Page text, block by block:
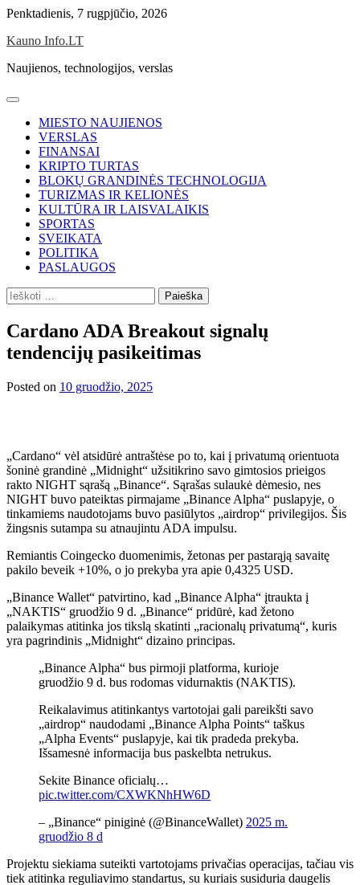
Skip
content
Penktadienis, 7 rugpjūčio, 2026
Kauno Info.LT
Naujienos, technologijos, verslas
MIESTO NAUJIENOS
VERSLAS
FINANSAI
KRIPTO TURTAS
BLOKŲ GRANDINĖS TECHNOLOGIJA
TURIZMAS IR KELIONĖS
KULTŪRA IR LAISVALAIKIS
SPORTAS
SVEIKATA
POLITIKA
PASLAUGOS
Ieškoti:
Cardano ADA Breakout signalų
tendencijų pasikeitimas
Posted on 10 gruodžio, 2025
„Cardano“ vėl atsidūrė antraštėse po to, kai į privatumą orientuota
šoninė grandinė „Midnight“ užsitikrino savo gimtosios prieigos
rakto NIGHT sąrašą „Binance“. Sąrašas sulaukė dėmesio, nes
NIGHT buvo pateiktas pirmajame „Binance Alpha“ puslapyje, o
tinkamiems naudotojams buvo pasiūlytos „airdrop“ privilegijos. Šis
žingsnis sutampa su atnaujintu ADA impulsu.
Remiantis Coingecko duomenimis, žetonas per pastarąją savaitę
pakilo beveik +10%, o jo prekyba yra apie 0,4325 USD.
„Binance Wallet“ patvirtino, kad „Binance Alpha“ įtraukta į
„NAKTIS“ gruodžio 9 d. „Binance“ pridūrė, kad žetono
palaikymas atitinka jos tikslą skatinti „racionalų privatumą“, kuris
yra pagrindinis „Midnight“ dizaino principas.
„Binance Alpha“ bus pirmoji platforma, kurioje
gruodžio 9 d. bus rodomas vidurnaktis (NAKTIS).
Reikalavimus atitinkantys vartotojai gali pareikšti savo
„airdrop“ naudodami „Binance Alpha Points“ taškus
„Alpha Events“ puslapyje, kai tik pradeda prekyba.
Išsamesnė informacija bus paskelbta netrukus.
Sekite Binance oficialų…
pic.twitter.com/CXWKNhHW6D
– „Binance“ piniginė (@BinanceWallet) 2025 m.
gruodžio 8 d
Projektu siekiama suteikti vartotojams privačias operacijas, tačiau vis
tiek atitinka reguliavimo standartus, su kuriais susiduria daugelis